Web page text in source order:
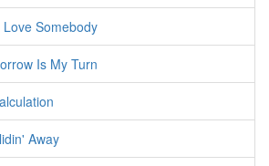
Somebody
Is My Turn
Away